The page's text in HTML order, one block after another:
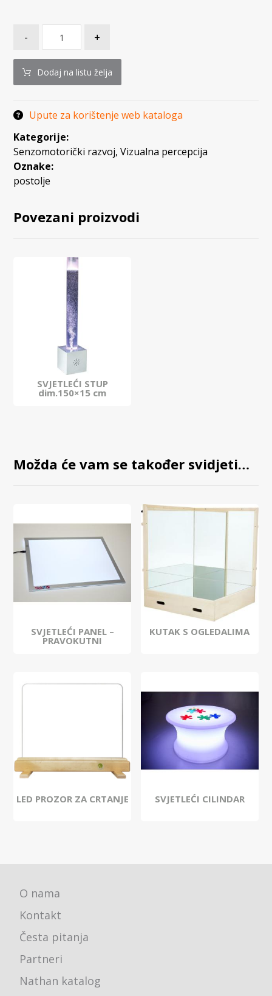
- +
Dodaj na listu želja
Upute za korištenje web kataloga
Kategorije:
Senzomotorički razvoj,Vizualna percepcija
Oznake:
postolje
Povezani proizvodi
SVJETLEĆI STUP
dim.150×15 cm
Možda će vam se također svidjeti…
SVJETLEĆI PANEL –
PRAVOKUTNI
KUTAK S OGLEDALIMA
LED PROZOR ZA CRTANJE SVJETLEĆI CILINDAR
O nama
Kontakt
Česta pitanja
Partneri
Nathan katalog